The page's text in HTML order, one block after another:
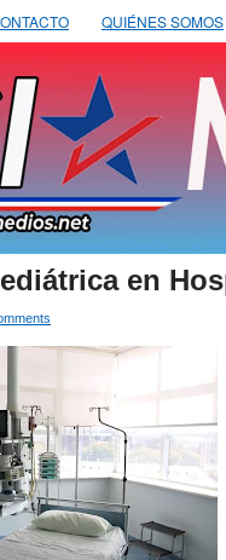
QUIÉNES SOMOS
en